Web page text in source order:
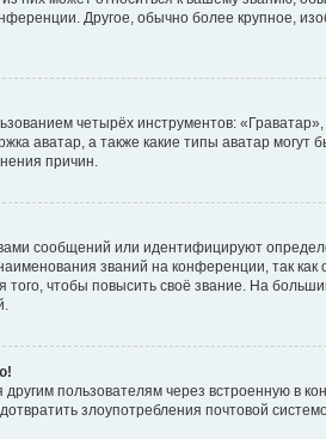
Другое, обычно более крупное,
четырёх инструментов:
аватар, а также какие типы аватар могут
причин.
сообщений или идентифицируют
званий на конференции, так как
чтобы повысить своё звание. На
пользователям через встроенную в
злоупотребления почтовой